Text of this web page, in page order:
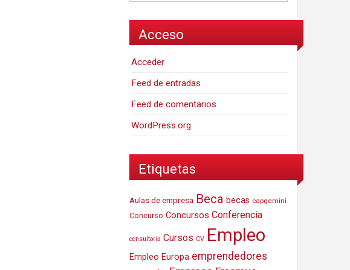
Acceso
Acceder
Feed de entradas
Feed de comentarios
WordPress.org
Etiquetas
Aulas de empresa Beca becas capgemini
Concurso Concursos Conferencia
consultoria Cursos CV Empleo
Empleo Europa emprendedores